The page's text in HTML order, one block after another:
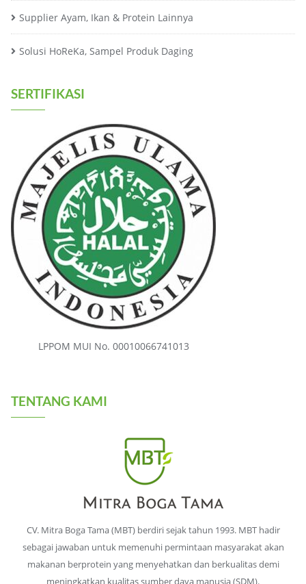
Supplier Ayam, Ikan & Protein Lainnya
Solusi HoReKa, Sampel Produk Daging
SERTIFIKASI
LPPOM MUI No. 00010066741013
TENTANG KAMI
CV. Mitra Boga Tama (MBT) berdiri sejak tahun 1993. MBT hadir
sebagai jawaban untuk memenuhi permintaan masyarakat akan
makanan berprotein yang menyehatkan dan berkualitas demi
meningkatkan kualitas sumber daya manusia (SDM).